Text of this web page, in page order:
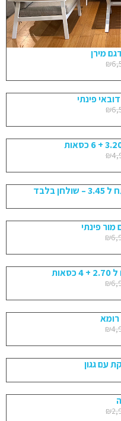
מירן
₪
פינתי
₪
₪
פינתי
₪
₪
רומא
₪
עם גגון
₪